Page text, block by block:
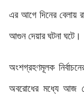
এর আগে দিনের বেলায়
আগুন দেয়ার ঘটনা ঘটে।
অংশগ্রহণমূলক
অবরোধের মধ্যে আজ